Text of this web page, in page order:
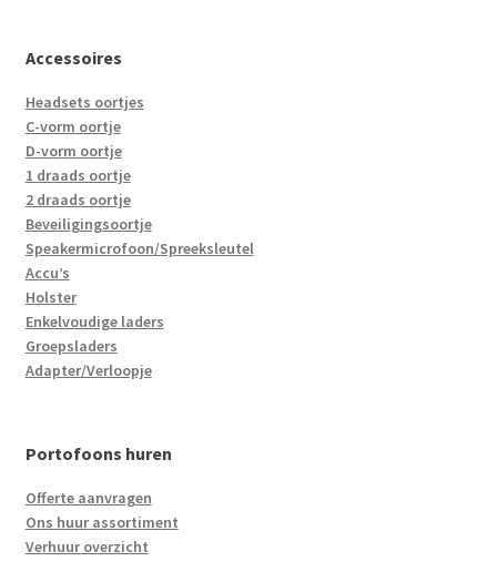
Accessoires
Headsets oortjes
C-vorm oortje
D-vorm oortje
1 draads oortje
2 draads oortje
Beveiligingsoortje
Speakermicrofoon/Spreeksleutel
Accu’s
Holster
Enkelvoudige laders
Groepsladers
Adapter/Verloopje
Portofoons huren
Offerte aanvragen
Ons huur assortiment
Verhuur overzicht